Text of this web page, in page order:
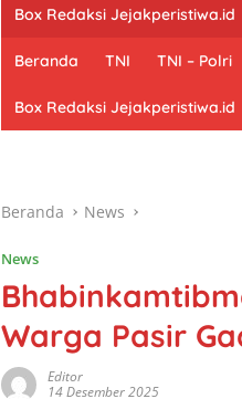
Box Redaksi Jejakperistiwa.id
Beranda TNI TNI – Polri
Box Redaksi Jejakperistiwa.id
Beranda News
News
Warga Pasir
Editor
14 Desember 2025